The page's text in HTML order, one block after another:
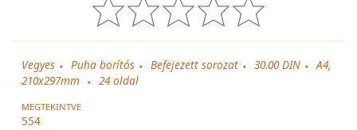
Vegyes Puha borítós Befejezett sorozat 30.00 DIN
A4,
210x297mm
24oldal
MEGTEKINTVE
554